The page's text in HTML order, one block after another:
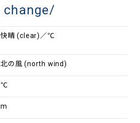
change/
快晴 (clear)／℃
北の風 (north wind)
℃
m